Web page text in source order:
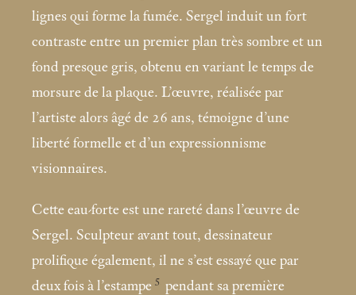
lignes qui forme la fumée. Sergel induit un fort
contraste entre un premier plan très sombre et un
fond presque gris, obtenu en variant le temps de
morsure de la plaque. L’œuvre, réalisée par
l’artiste alors âgé de 26 ans, témoigne d’une
liberté formelle et d’un expressionnisme
visionnaires.
Cette eau-forte est une rareté dans l’œuvre de
Sergel. Sculpteur avant tout, dessinateur
prolifique également, il ne s’est essayé que par
deux fois à l’estampe 5 pendant sa première